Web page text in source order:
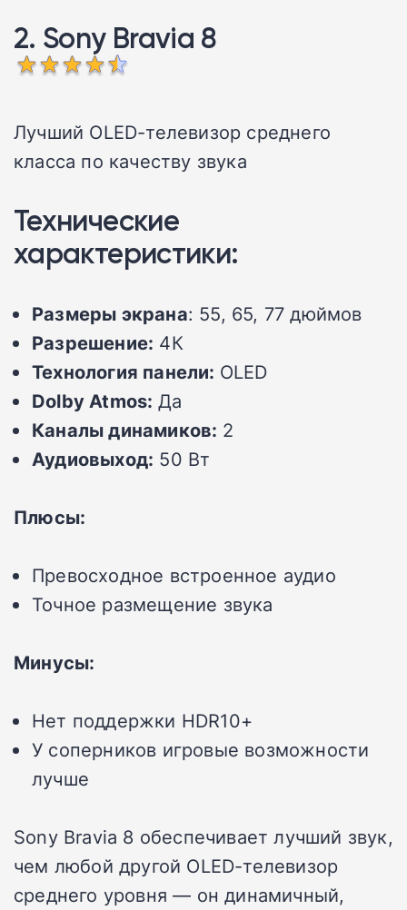
2. Sony Bravia 8
Лучший OLED-телевизор среднего
класса по качеству звука
Технические
характеристики:
Размеры экрана: 55, 65, 77 дюймов
Разрешение: 4К
Технология панели: OLED
Dolby Atmos: Да
Каналы динамиков: 2
Аудиовыход: 50 Вт
Плюсы:
Превосходное встроенное аудио
Точное размещение звука
Минусы:
Нет поддержки HDR10+
У соперников игровые возможности
лучше
Sony Bravia 8 обеспечивает лучший звук,
чем любой другой OLED-телевизор
среднего уровня — он динамичный,